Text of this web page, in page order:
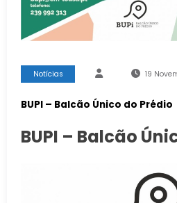
Notícias 19
BUPI – Balcão Único do Prédio
BUPI – Balcão